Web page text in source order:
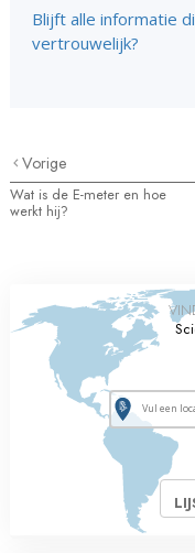
Blijft alle informatie
vertrouwelijk?
Vorige
Wat is de E-meter en hoe
werkt hij?